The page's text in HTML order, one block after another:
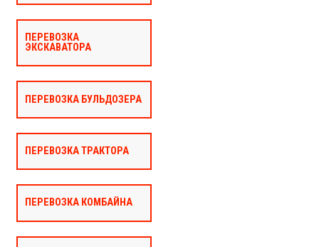
ПЕРЕВОЗКА
ЭКСКАВАТОРА
ПЕРЕВОЗКА БУЛЬДОЗЕРА
ПЕРЕВОЗКА ТРАКТОРА
ПЕРЕВОЗКА КОМБАЙНА